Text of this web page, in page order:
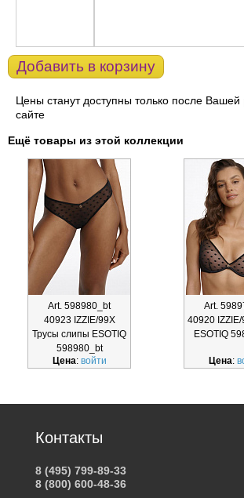
Добавить в корзину
Цены станут доступны только после Вашей
сайте
Ещё товары из этой коллекции
Art. 598980_bt
40923 IZZIE/99X
Трусы слипы ESOTIQ
598980_bt
Цена: войти
Art.
40920
ESOTIQ
Цена:
Контакты
8 (495) 799-89-33
8 (800) 600-48-36